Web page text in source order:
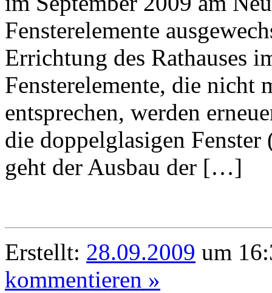
Fensterelemente
Errichtung des Rathauses
Fensterelemente, die nicht
entsprechen, werden
die doppelglasigen
geht der Ausbau der […]
Erstellt: 28.09.2009 um
kommentieren »